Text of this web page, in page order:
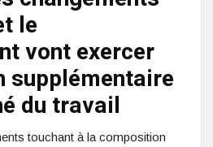
le
vont exercer
supplémentaire
du travail
touchant à la composition